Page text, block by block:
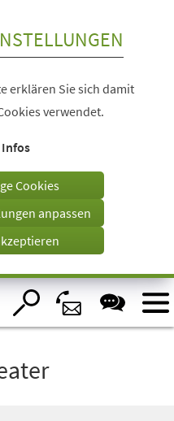
erklären Sie sich damit
verwendet.
Cookies
anpassen